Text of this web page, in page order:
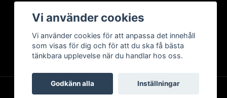
Vi använder cookies
Vi använder cookies för att anpassa det innehåll
som visas för dig och för att du ska få bästa
tänkbara upplevelse när du handlar hos oss.
Godkänn alla Inställningar